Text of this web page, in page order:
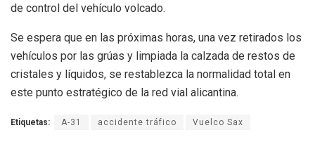
de control del vehículo volcado.
Se espera que en las próximas horas, una vez retirados los
vehículos por las grúas y limpiada la calzada de restos de
cristales y líquidos, se restablezca la normalidad total en
este punto estratégico de la red vial alicantina.
Etiquetas: A-31 accidente tráfico Vuelco Sax